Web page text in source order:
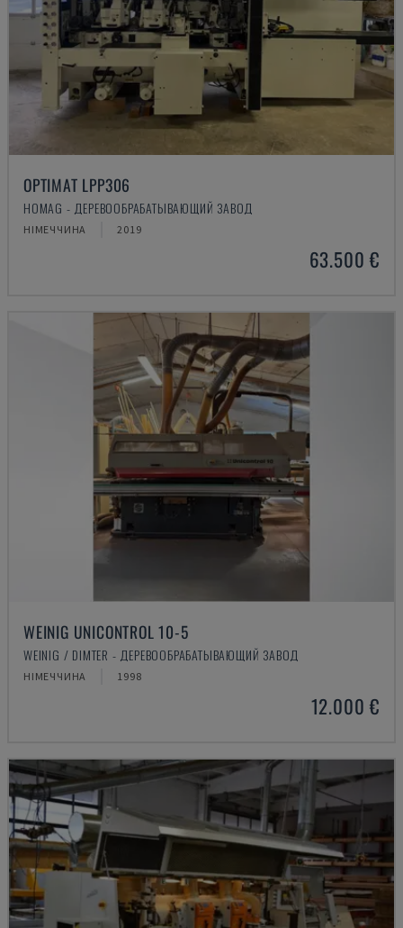
OPTIMAT LPP306
HOMAG - ДЕРЕВООБРАБАТЫВАЮЩИЙ ЗАВОД
НІМЕЧЧИНА 2019
63.500 €
WEINIG UNICONTROL 10-5
WEINIG / DIMTER - ДЕРЕВООБРАБАТЫВАЮЩИЙ ЗАВОД
НІМЕЧЧИНА 1998
12.000 €